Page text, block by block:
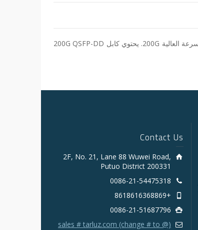
كابل TARLUZ 200G QSFP-DD إلى 2× 100G QSFP28 Passive Direct Attach Copper (DAC) هو حل بديل فعال من حيث التكلفة لتطبيقات السرعة العالية 200G. يحتوي كابل 200G QSFP-DD
Contact Us
2F, No. 21, Lane 88 Wuwei Road,
Putuo District 200331
0086-21-54475318
+8618616368869
0086-21-51687796
sales # tarluz.com (change # to @)